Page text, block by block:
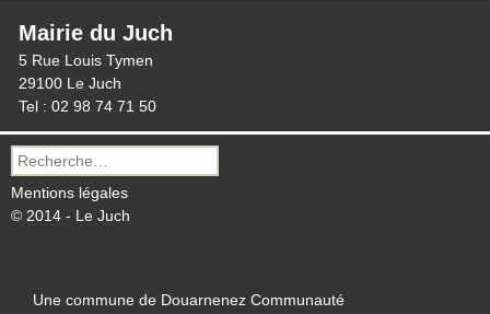
Mairie du Juch
5 Rue Louis Tymen
29100 Le Juch
Tel : 02 98 74 71 50
Recherche
pour :
Mentions légales
© 2014 - Le Juch
Une commune de Douarnenez Communauté